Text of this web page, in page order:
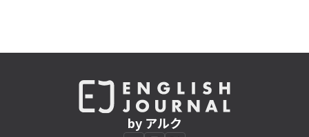
by アルク